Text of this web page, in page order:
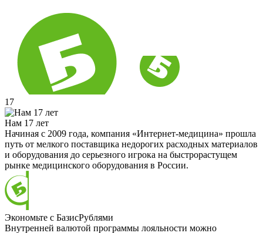
17
Нам 17 лет
Начиная с 2009 года, компания «Интернет-медицина» прошла
путь от мелкого поставщика недорогих расходных материалов
и оборудования до серьезного игрока на быстрорастущем
рынке медицинского оборудования в России.
Экономьте с БазисРублями
Внутренней валютой программы лояльности можно